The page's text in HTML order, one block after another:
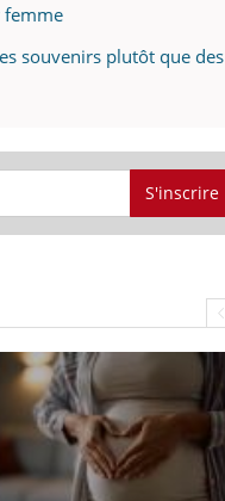
femme
souvenirs plutôt que des
S'inscrire